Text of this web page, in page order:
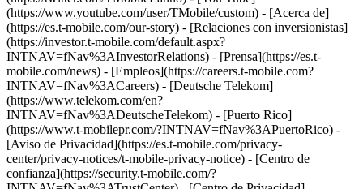
(https://www.youtube.com/user/TMobile/custom) - [Acerca de]
(https://es.t-mobile.com/our-story) - [Relaciones con inversionistas]
(https://investor.t-mobile.com/default.aspx?
INTNAV=fNav%3AInvestorRelations) - [Prensa](https://es.t-
mobile.com/news) - [Empleos](https://careers.t-mobile.com?
INTNAV=fNav%3ACareers) - [Deutsche Telekom]
(https://www.telekom.com/en?
INTNAV=fNav%3ADeutscheTelekom) - [Puerto Rico]
(https://www.t-mobilepr.com/?INTNAV=fNav%3APuertoRico) -
[Aviso de Privacidad](https://es.t-mobile.com/privacy-
center/privacy-notices/t-mobile-privacy-notice) - [Centro de
confianza](https://security.t-mobile.com/?